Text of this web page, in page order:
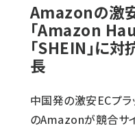
Amazonの激
「Amazon Haul
「SHEIN」に
長
中国発の激安ECプラ
のAmazonが競合サ